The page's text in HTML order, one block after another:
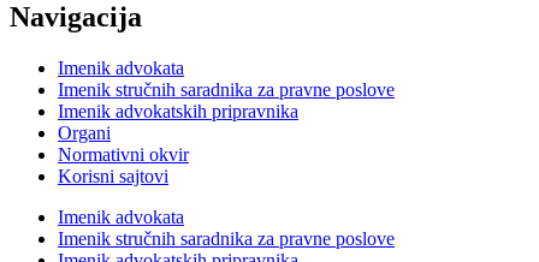
Navigacija
Imenik advokata
Imenik stručnih saradnika za pravne poslove
Imenik advokatskih pripravnika
Organi
Normativni okvir
Korisni sajtovi
Imenik advokata
Imenik stručnih saradnika za pravne poslove